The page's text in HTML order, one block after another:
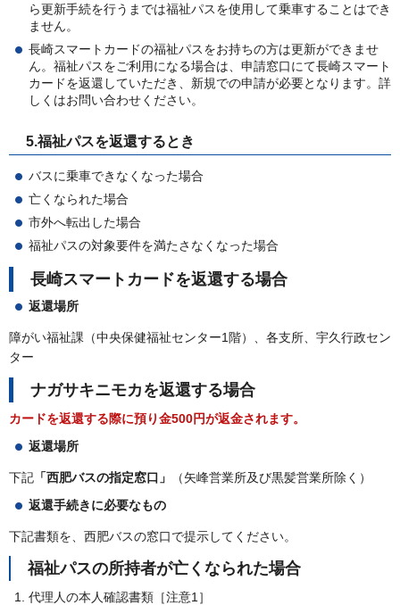
ら更新手続を行うまでは福祉パスを使用して乗車することはでき
ません。
長崎スマートカードの福祉パスをお持ちの方は更新ができませ
ん。福祉パスをご利用になる場合は、申請窓口にて長崎スマート
カードを返還していただき、新規での申請が必要となります。詳
しくはお問い合わせください。
5.福祉パスを返還するとき
バスに乗車できなくなった場合
亡くなられた場合
市外へ転出した場合
福祉パスの対象要件を満たさなくなった場合
長崎スマートカードを返還する場合
返還場所
障がい福祉課（中央保健福祉センター1階）、各支所、宇久行政セン
ター
ナガサキニモカを返還する場合
カードを返還する際に預り金500円が返金されます。
返還場所
下記 「西肥バスの指定窓口」
（矢峰営業所及び黒髪営業所除く）
返還手続きに必要なもの
下記書類を、西肥バスの窓口で提示してください。
福祉パスの所持者が亡くなられた場合
代理人の本人確認書類［注意1］